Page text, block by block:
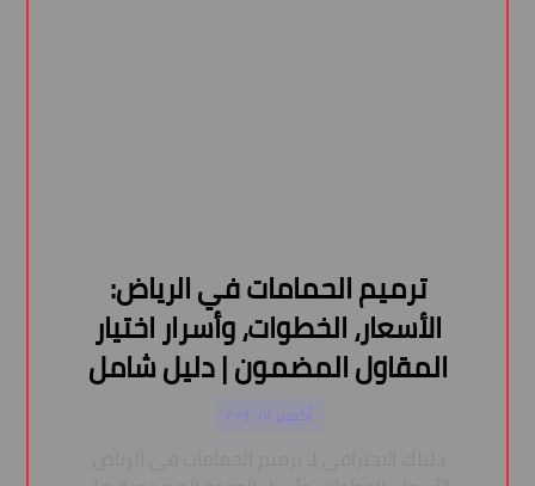
ترميم الحمامات في الرياض:
الأسعار، الخطوات، وأسرار اختيار
المقاول المضمون | دليل شامل
أكتوبر ١٧, ٢٠٢٤